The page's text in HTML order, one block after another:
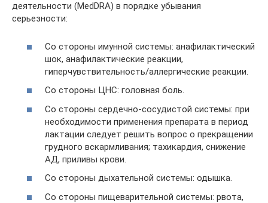
деятельности (MedDRA) в порядке убывания
серьезности:
Со стороны имунной системы: анафилактический
шок, анафилактические реакции,
гиперчувствительность/аллергические реакции.
Со стороны ЦНС: головная боль.
Со стороны сердечно-сосудистой системы: при
необходимости применения препарата в период
лактации следует решить вопрос о прекращении
грудного вскармливания; тахикардия, снижение
АД, приливы крови.
Со стороны дыхательной системы: одышка.
Со стороны пищеварительной системы: рвота,